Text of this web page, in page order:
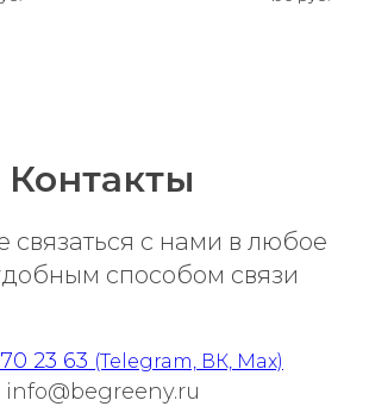
Контакты
связаться с нами в любое
способом связи
23 63 (Telegram, ВК, Max)
info@begreeny.ru